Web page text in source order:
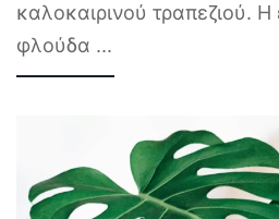
καλοκαιρινού τραπεζιού.
φλούδα ...